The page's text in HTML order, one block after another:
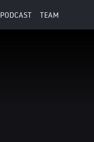
PODCAST TEAM